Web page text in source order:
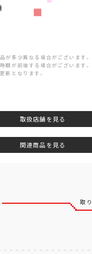
が多少異なる場合がございます。
期が前後する場合がございます。
新となります。
取扱店舗を見る
関連商品を見る
取